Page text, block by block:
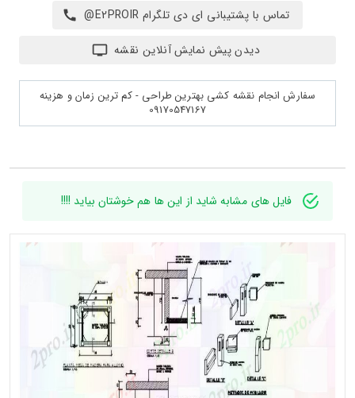
تماس با پشتیبانی ای دی تلگرام E2PROIR@
دیدن پیش نمایش آنلاین نقشه
سفارش انجام نقشه کشی بهترین طراحی - کم ترین زمان و هزینه
09170547167
فایل های مشابه شاید از این ها هم خوشتان بیاید !!!!